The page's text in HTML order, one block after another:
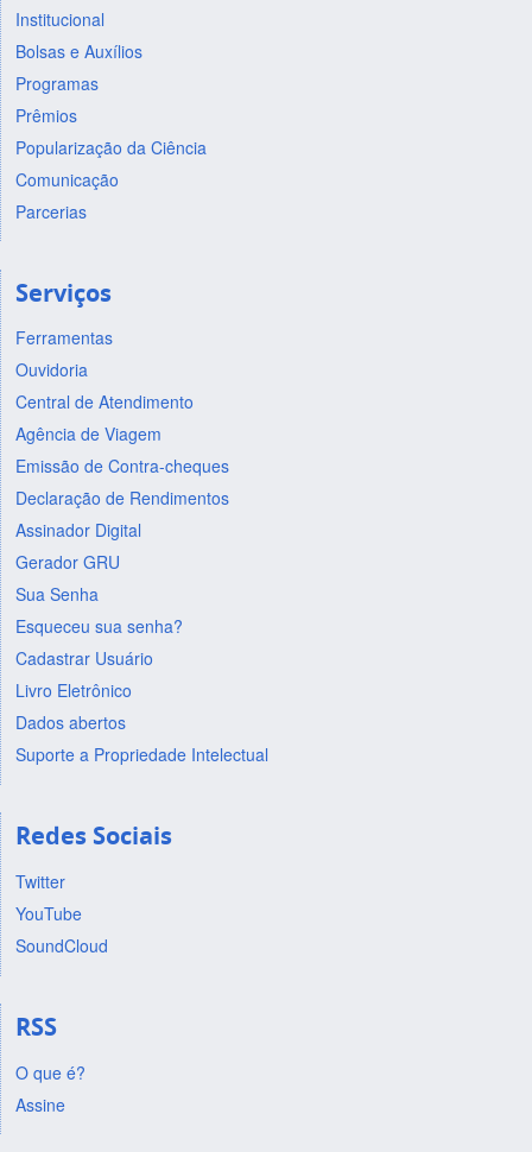
Institucional
Bolsas e Auxílios
Programas
Prêmios
Popularização da Ciência
Comunicação
Parcerias
Serviços
Ferramentas
Ouvidoria
Central de Atendimento
Agência de Viagem
Emissão de Contra-cheques
Declaração de Rendimentos
Assinador Digital
Gerador GRU
Sua Senha
Esqueceu sua senha?
Cadastrar Usuário
Livro Eletrônico
Dados abertos
Suporte a Propriedade Intelectual
Redes Sociais
Twitter
YouTube
SoundCloud
RSS
O que é?
Assine